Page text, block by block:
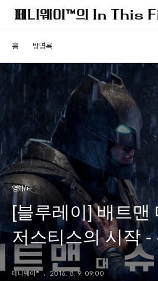
홈 방명록
영화/ㅂ
[블루레이] 배트맨
저스티스의 시작 -
극장판의 차이
페니웨이™ 2016. 8. 9. 09:00